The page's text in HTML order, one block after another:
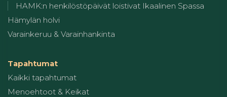
HAMK:n henkilöstöpäivät loistivat Ikaalinen Spassa
Hämylän holvi
Varainkeruu & Varainhankinta
Tapahtumat
Kaikki tapahtumat
Menoehtoot & Keikat